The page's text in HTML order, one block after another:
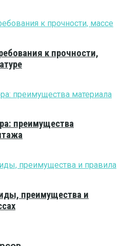
к прочности,
преимущества
преимущества и